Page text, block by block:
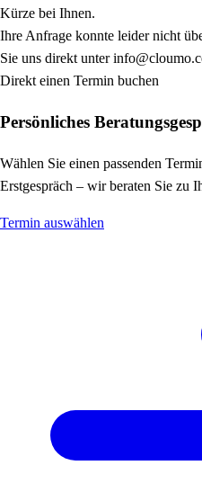
Kürze bei Ihnen.
Ihre Anfrage konnte leider nicht
Sie uns direkt unter
Direkt einen Termin buchen
Persönliches
Wählen Sie einen passenden
Erstgespräch – wir beraten Sie zu
Termin auswählen